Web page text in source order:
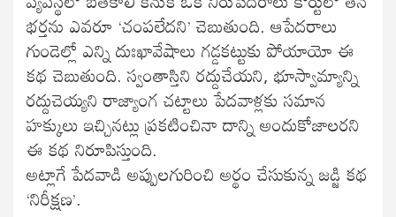
భర్తను ఎవరూ ‘చంపలేదని’ చెబుతుంది. ఆపేదరాలు
గుండెల్లో ఎన్ని దుఃఖావేషాలు గడ్డకట్టుకు పోయాయో ఈ
కథ చెబుతుంది. స్వంతాస్తిని రద్దుచేయని, భూస్వామ్యాన్ని
రద్దుచెయ్యని రాజ్యాంగ చట్టాలు పేదవాళ్లకు సమాన
హక్కులు ఇచ్చినట్లు ప్రకటించినా దాన్ని అందుకోజాలరని
ఈ కథ నిరూపిస్తుంది.
అట్లాగే పేదవాడి అప్పులగురించి అర్థం చేసుకున్న జడ్జి కథ
‘నిరీక్షణ’.